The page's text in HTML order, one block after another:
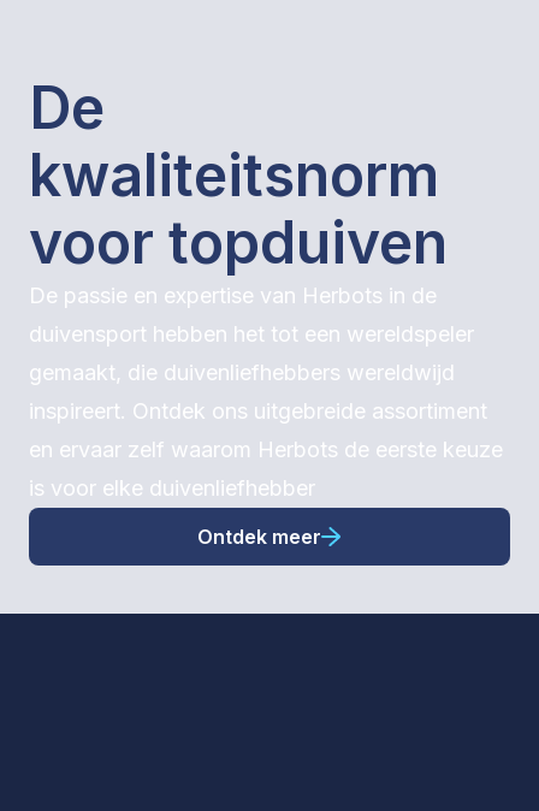
De
kwaliteitsnorm
voor topduiven
De passie en expertise van Herbots in de
duivensport hebben het tot een wereldspeler
gemaakt, die duivenliefhebbers wereldwijd
inspireert. Ontdek ons uitgebreide assortiment
en ervaar zelf waarom Herbots de eerste keuze
is voor elke duivenliefhebber
Ontdek meer